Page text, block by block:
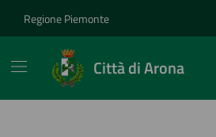
Regione Piemonte
Città di Arona